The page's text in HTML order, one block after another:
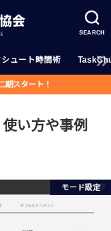
SEARCH
シュート時間術
期スタート！
い方や事例
モード設定